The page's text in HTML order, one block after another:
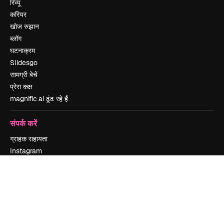
रिव्यू
करियर
खोज रुझान
ब्लॉग
घटनाक्रम
Slidesgo
सामग्री बेचें
प्रेस कक्ष
magnific.ai ढूंढ रहे हैं
संपर्क करें
ग्राहक सहायता
Instagram